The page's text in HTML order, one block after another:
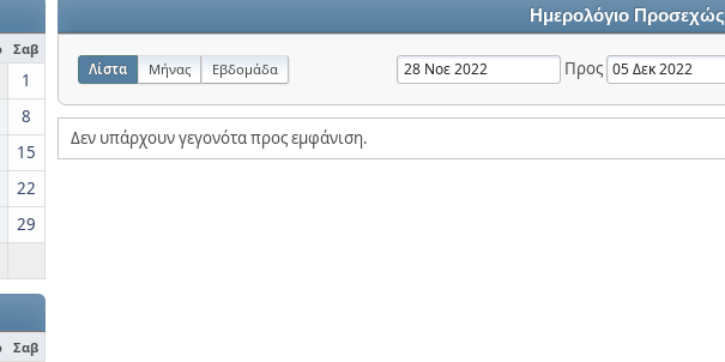
Σαβ
1
8
15
22
29
Σαβ
Ημερολόγιο Προσεχώς
Λίστα Μήνας Εβδομάδα Προς
Δεν υπάρχουν γεγονότα προς εμφάνιση.